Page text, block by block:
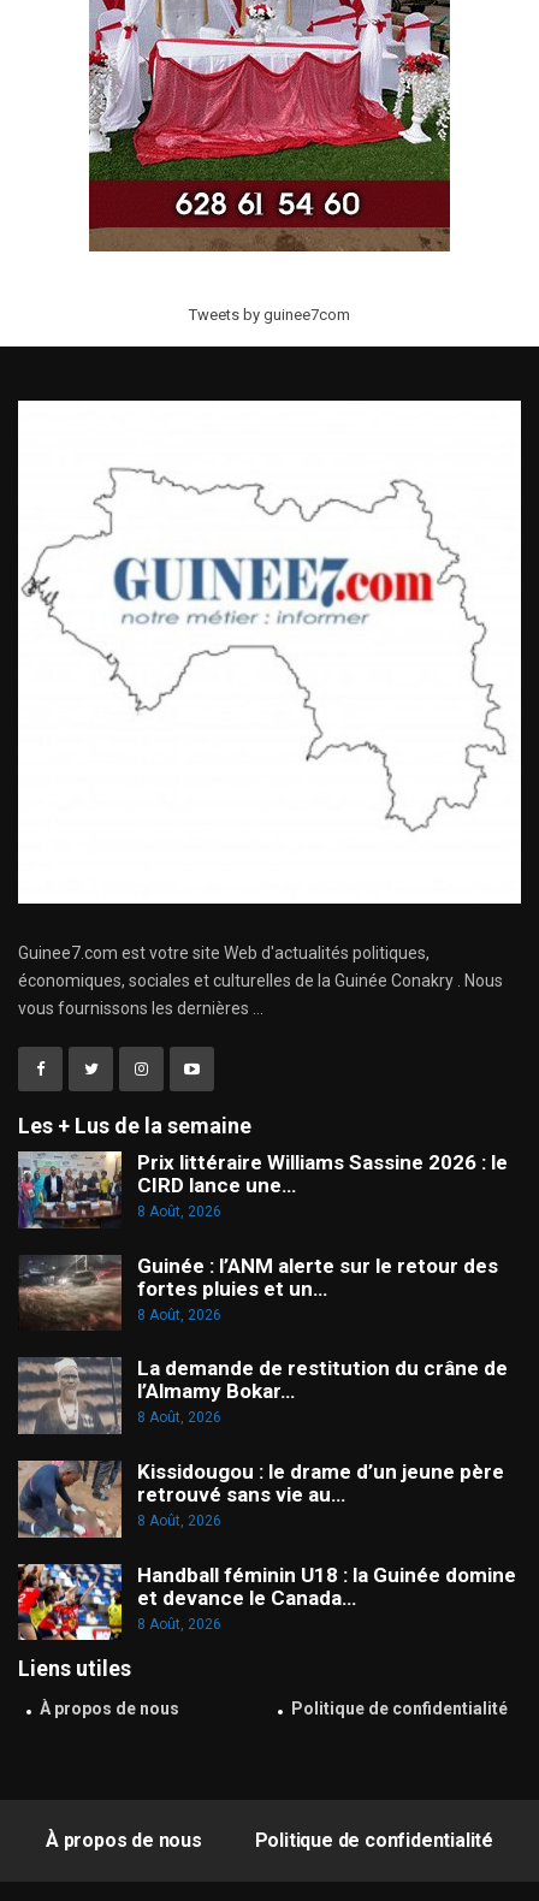
Tweets by guinee7com
Guinee7.com est votre site Web d'actualités politiques,
économiques, sociales et culturelles de la Guinée Conakry . Nous
vous fournissons les dernières ...
Les + Lus de la semaine
Prix littéraire Williams Sassine 2026 : le
CIRD lance une…
8 Août, 2026
Guinée : l’ANM alerte sur le retour des
fortes pluies et un…
8 Août, 2026
La demande de restitution du crâne de
l’Almamy Bokar…
8 Août, 2026
Kissidougou : le drame d’un jeune père
retrouvé sans vie au…
8 Août, 2026
Handball féminin U18 : la Guinée domine
et devance le Canada…
8 Août, 2026
Liens utiles
À propos de nous Politique de confidentialité
À propos de nous Politique de confidentialité